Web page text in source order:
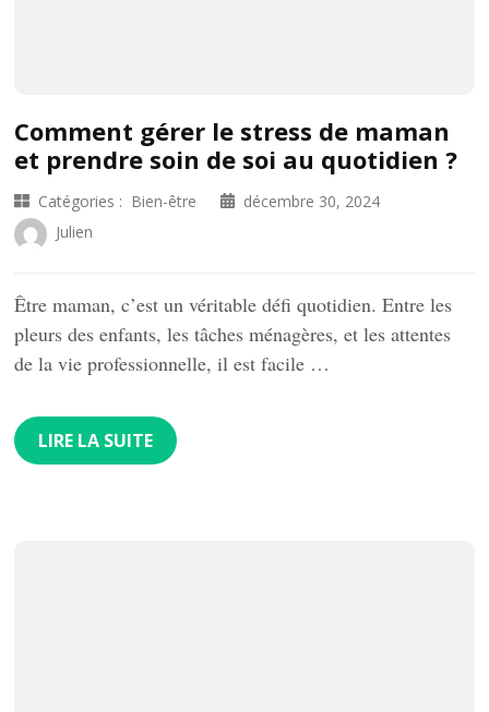
Comment gérer le stress de maman
et prendre soin de soi au quotidien ?
Catégories : Bien-être
décembre 30, 2024
Julien
Être maman, c’est un véritable défi quotidien. Entre les
pleurs des enfants, les tâches ménagères, et les attentes
de la vie professionnelle, il est facile …
LIRE LA SUITE